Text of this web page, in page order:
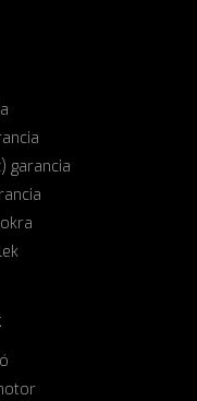
garancia